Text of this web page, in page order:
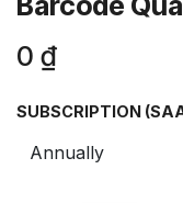
0 ₫
SUBSCRIPTION